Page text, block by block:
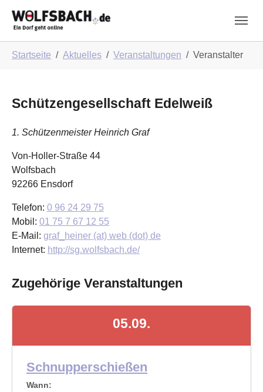
Startseite Aktuelles Veranstaltungen Veranstalter
Schützengesellschaft Edelweiß
1. Schützenmeister Heinrich Graf
Von-Holler-Straße 44
Wolfsbach
92266 Ensdorf
Telefon: 0 96 24 29 75
Mobil: 01 75 7 67 12 55
E-Mail: graf_heiner (at) web (dot) de
Internet: http://sg.wolfsbach.de/
Zugehörige Veranstaltungen
05.09.
Schnupperschießen
Wann: